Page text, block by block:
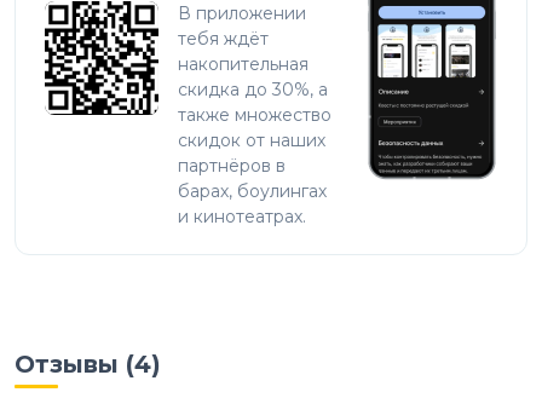
В приложении
тебя ждёт
накопительная
скидка до 30%, а
также множество
скидок от наших
партнёров в
барах, боулингах
и кинотеатрах.
Отзывы (4)